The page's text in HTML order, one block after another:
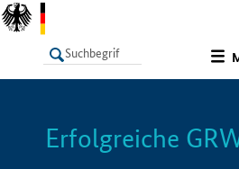
LISTE
Erfolgreiche